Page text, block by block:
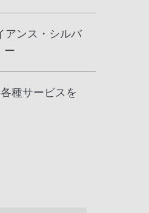
アンス・シルバ
ー
種サービスを